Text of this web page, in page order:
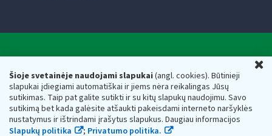
Šioje svetainėje naudojami slapukai(angl. cookies). Būtinieji
slapukai įdiegiami automatiškai ir jiems nėra reikalingas Jūsų
sutikimas. Taip pat galite sutikti ir su kitų slapukų naudojimu. Savo
sutikimą bet kada galėsite atšaukti pakeisdami interneto naršyklės
nustatymus ir ištrindami įrašytus slapukus. Daugiau informacijos
Slapukų politika
; Privatumo politika.
Valstybinė mokesčių inspekcija prie Lietuvos
Respublikos finansų ministerijos
Biudžetinė įstaiga. Juridinio asmens kodas — 188659752,
adresas: Vasario 16-osios g. 14, 01107 Vilnius, Lietuva, el.paštas:
vmi@vmi.lt , E. pristatymo dėžutės adresas 188659752
Duomenys apie Valstybinę mokesčių inspekciją prie Lietuvos